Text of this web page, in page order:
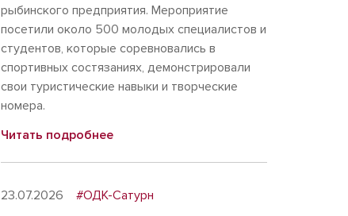
рыбинского предприятия. Мероприятие
посетили около 500 молодых специалистов и
студентов, которые соревновались в
спортивных состязаниях, демонстрировали
свои туристические навыки и творческие
номера.
Читать подробнее
23.07.2026 #ОДК-Сатурн